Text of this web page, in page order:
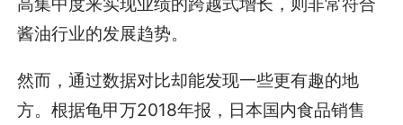
酱油行业的发展趋势。
然而，通过数据对比却能发现一些更有趣的地
方。根据龟甲万2018年报，日本国内食品销售